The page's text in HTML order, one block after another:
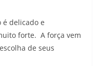
é delicado e
forte. A força vem
de seus